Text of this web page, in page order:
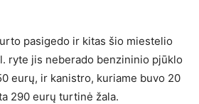
pasigedo ir kitas šio miestelio
ryte jis neberado benzininio pjūklo
eurų, ir kanistro, kuriame buvo 20
290 eurų turtinė žala.